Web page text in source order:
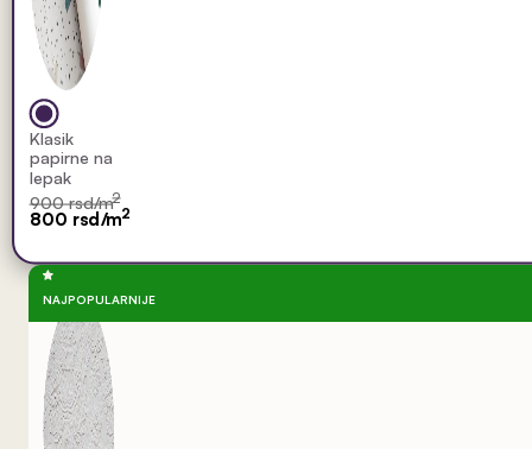
Klasik
papirne na
lepak
900 rsd/m2
800 rsd/m2
NAJPOPULARNIJE